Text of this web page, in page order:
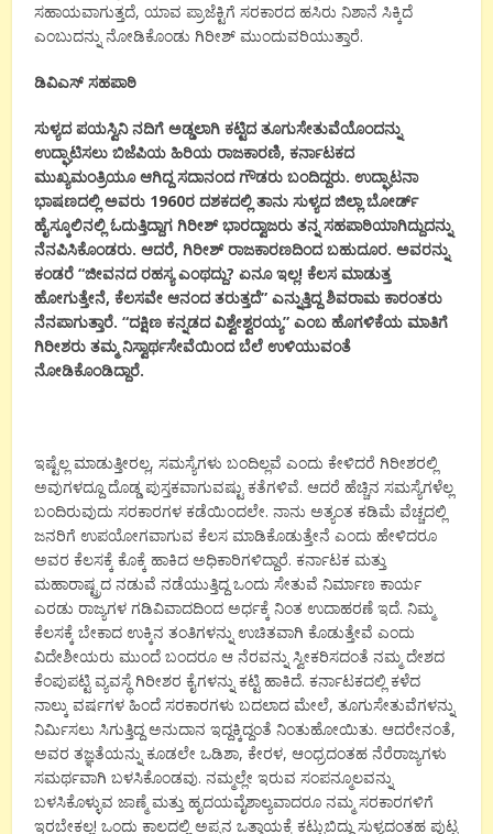
ಸಹಾಯವಾಗುತ್ತದೆ, ಯಾವ ಪ್ರಾಜೆಕ್ಟಿಗೆ ಸರಕಾರದ ಹಸಿರು ನಿಶಾನೆ ಸಿಕ್ಕಿದೆ
ಎಂಬುದನ್ನು ನೋಡಿಕೊಂಡು ಗಿರೀಶ್ ಮುಂದುವರಿಯುತ್ತಾರೆ.
ಡಿವಿಎಸ್ ಸಹಪಾಠಿ
ಸುಳ್ಯದ ಪಯಸ್ವಿನಿ ನದಿಗೆ ಅಡ್ಡಲಾಗಿ ಕಟ್ಟಿದ ತೂಗುಸೇತುವೆಯೊಂದನ್ನು
ಉದ್ಘಾಟಿಸಲು ಬಿಜೆಪಿಯ ಹಿರಿಯ ರಾಜಕಾರಣಿ, ಕರ್ನಾಟಕದ
ಮುಖ್ಯಮಂತ್ರಿಯೂ ಆಗಿದ್ದ ಸದಾನಂದ ಗೌಡರು ಬಂದಿದ್ದರು. ಉದ್ಘಾಟನಾ
ಭಾಷಣದಲ್ಲಿ ಅವರು 1960ರ ದಶಕದಲ್ಲಿ ತಾನು ಸುಳ್ಯದ ಜಿಲ್ಲಾ ಬೋರ್ಡ್
ಹೈಸ್ಕೂಲಿನಲ್ಲಿ ಓದುತ್ತಿದ್ದಾಗ ಗಿರೀಶ್ ಭಾರದ್ವಾಜರು ತನ್ನ ಸಹಪಾಠಿಯಾಗಿದ್ದುದನ್ನು
ನೆನಪಿಸಿಕೊಂಡರು. ಆದರೆ, ಗಿರೀಶ್ ರಾಜಕಾರಣದಿಂದ ಬಹುದೂರ. ಅವರನ್ನು
ಕಂಡರೆ “ಜೀವನದ ರಹಸ್ಯ ಎಂಥದ್ದು? ಏನೂ ಇಲ್ಲ! ಕೆಲಸ ಮಾಡುತ್ತ
ಹೋಗುತ್ತೇನೆ, ಕೆಲಸವೇ ಆನಂದ ತರುತ್ತದೆ” ಎನ್ನುತ್ತಿದ್ದ ಶಿವರಾಮ ಕಾರಂತರು
ನೆನಪಾಗುತ್ತಾರೆ. “ದಕ್ಷಿಣ ಕನ್ನಡದ ವಿಶ್ವೇಶ್ವರಯ್ಯ” ಎಂಬ ಹೊಗಳಿಕೆಯ ಮಾತಿಗೆ
ಗಿರೀಶರು ತಮ್ಮ ನಿಸ್ವಾರ್ಥಸೇವೆಯಿಂದ ಬೆಲೆ ಉಳಿಯುವಂತೆ
ನೋಡಿಕೊಂಡಿದ್ದಾರೆ.
ಇಷ್ಟೆಲ್ಲ ಮಾಡುತ್ತೀರಲ್ಲ, ಸಮಸ್ಯೆಗಳು ಬಂದಿಲ್ಲವೆ ಎಂದು ಕೇಳಿದರೆ ಗಿರೀಶರಲ್ಲಿ
ಅವುಗಳದ್ದೂ ದೊಡ್ಡ ಪುಸ್ತಕವಾಗುವಷ್ಟು ಕತೆಗಳಿವೆ. ಆದರೆ ಹೆಚ್ಚಿನ ಸಮಸ್ಯೆಗಳೆಲ್ಲ
ಬಂದಿರುವುದು ಸರಕಾರಗಳ ಕಡೆಯಿಂದಲೇ. ನಾನು ಅತ್ಯಂತ ಕಡಿಮೆ ವೆಚ್ಚದಲ್ಲಿ
ಜನರಿಗೆ ಉಪಯೋಗವಾಗುವ ಕೆಲಸ ಮಾಡಿಕೊಡುತ್ತೇನೆ ಎಂದು ಹೇಳಿದರೂ
ಅವರ ಕೆಲಸಕ್ಕೆ ಕೊಕ್ಕೆ ಹಾಕಿದ ಅಧಿಕಾರಿಗಳಿದ್ದಾರೆ. ಕರ್ನಾಟಕ ಮತ್ತು
ಮಹಾರಾಷ್ಟ್ರದ ನಡುವೆ ನಡೆಯುತ್ತಿದ್ದ ಒಂದು ಸೇತುವೆ ನಿರ್ಮಾಣ ಕಾರ್ಯ
ಎರಡು ರಾಜ್ಯಗಳ ಗಡಿವಿವಾದದಿಂದ ಅರ್ಧಕ್ಕೆ ನಿಂತ ಉದಾಹರಣೆ ಇದೆ. ನಿಮ್ಮ
ಕೆಲಸಕ್ಕೆ ಬೇಕಾದ ಉಕ್ಕಿನ ತಂತಿಗಳನ್ನು ಉಚಿತವಾಗಿ ಕೊಡುತ್ತೇವೆ ಎಂದು
ವಿದೇಶೀಯರು ಮುಂದೆ ಬಂದರೂ ಆ ನೆರವನ್ನು ಸ್ವೀಕರಿಸದಂತೆ ನಮ್ಮ ದೇಶದ
ಕೆಂಪುಪಟ್ಟಿ ವ್ಯವಸ್ಥೆ ಗಿರೀಶರ ಕೈಗಳನ್ನು ಕಟ್ಟಿ ಹಾಕಿದೆ. ಕರ್ನಾಟಕದಲ್ಲಿ ಕಳೆದ
ನಾಲ್ಕು ವರ್ಷಗಳ ಹಿಂದೆ ಸರಕಾರಗಳು ಬದಲಾದ ಮೇಲೆ, ತೂಗುಸೇತುವೆಗಳನ್ನು
ನಿರ್ಮಿಸಲು ಸಿಗುತ್ತಿದ್ದ ಅನುದಾನ ಇದ್ದಕ್ಕಿದ್ದಂತೆ ನಿಂತುಹೋಯಿತು. ಆದರೇನಂತೆ,
ಅವರ ತಜ್ಞತೆಯನ್ನು ಕೂಡಲೇ ಒಡಿಶಾ, ಕೇರಳ, ಆಂಧ್ರದಂತಹ ನೆರೆರಾಜ್ಯಗಳು
ಸಮರ್ಥವಾಗಿ ಬಳಸಿಕೊಂಡವು. ನಮ್ಮಲ್ಲೇ ಇರುವ ಸಂಪನ್ಮೂಲವನ್ನು
ಬಳಸಿಕೊಳ್ಳುವ ಜಾಣ್ಮೆ ಮತ್ತು ಹೃದಯವೈಶಾಲ್ಯವಾದರೂ ನಮ್ಮ ಸರಕಾರಗಳಿಗೆ
ಇರಬೇಕಲ್ಲ! ಒಂದು ಕಾಲದಲ್ಲಿ ಅಪ್ಪನ ಒತ್ತಾಯಕ್ಕೆ ಕಟ್ಟುಬಿದ್ದು ಸುಳ್ಯದಂತಹ ಪುಟ್ಟ